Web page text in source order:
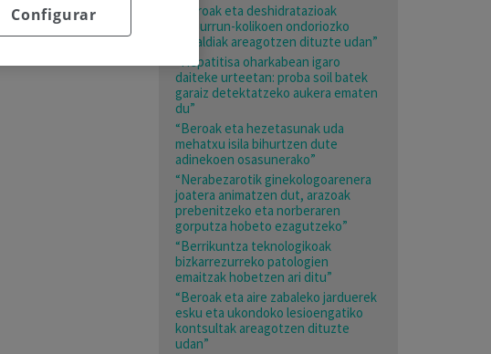
“Beroak eta deshidratazioak
giltzurrun-kolikoen ondoriozko
larrialdiak areagotzen dituzte udan”
“Hepatitisa oharkabean igaro
daiteke urteetan: proba soil batek
garaiz detektatzeko aukera ematen
du”
“Beroak eta hezetasunak uda
mehatxu isila bihurtzen dute
adinekoen osasunerako”
“Nerabezarotik ginekologoarenera
joatera animatzen dut, arazoak
prebenitzeko eta norberaren
gorputza hobeto ezagutzeko”
“Berrikuntza teknologikoak
bizkarrezurreko patologien
emaitzak hobetzen ari ditu”
“Beroak eta aire zabaleko jarduerek
esku eta ukondoko lesioengatiko
kontsultak areagotzen dituzte
udan”
Configurar